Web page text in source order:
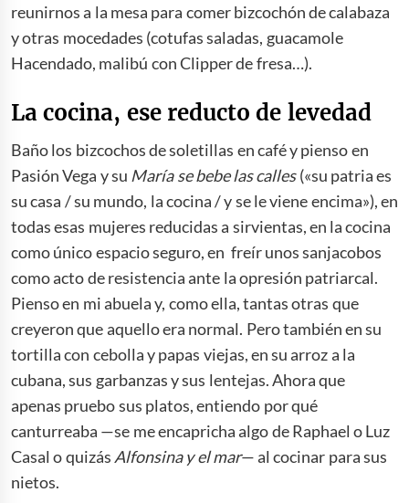
reunirnos a la mesa para comer bizcochón de calabaza
y otras mocedades (cotufas saladas, guacamole
Hacendado, malibú con Clipper de fresa…).
La cocina, ese reducto de levedad
Baño los bizcochos de soletillas en café y pienso en
Pasión Vega y su María se bebe las calles(«su patria es
su casa / su mundo, la cocina / y se le viene encima»), en
todas esas mujeres reducidas a sirvientas, en la cocina
como único espacio seguro, en freír unos sanjacobos
como acto de resistencia ante la opresión patriarcal.
Pienso en mi abuela y, como ella, tantas otras que
creyeron que aquello era normal. Pero también en su
tortilla con cebolla y papas viejas, en su arroz a la
cubana, sus garbanzas y sus lentejas. Ahora que
apenas pruebo sus platos, entiendo por qué
canturreaba —se me encapricha algo de Raphael o Luz
Casal o quizás Alfonsina y el mar— al cocinar para sus
nietos.